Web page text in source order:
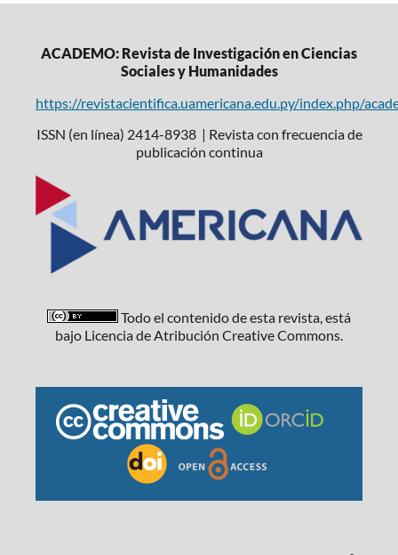
ACADEMO: Revista de Investigación en Ciencias
Sociales y Humanidades
https://revistacientifica.uamericana.edu.py/index.php/
ISSN (en línea) 2414-8938 | Revista con frecuencia de
publicación continua
Todo el contenido de esta revista, está
bajo Licencia de Atribución Creative Commons.